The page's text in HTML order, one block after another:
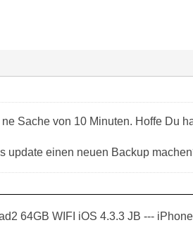
Sache von 10 Minuten. Hoffe Du
update einen neuen Backup
64GB WIFI iOS 4.3.3 JB ---